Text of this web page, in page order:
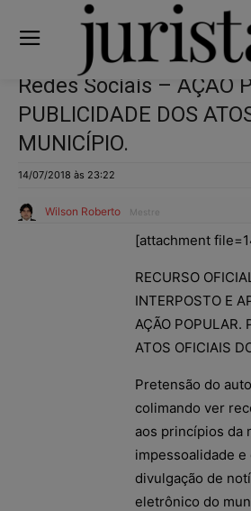
Redes Sociais – AÇÃO
PUBLICIDADE DOS
MUNICÍPIO.
14/07/2018 às 23:22
Wilson Roberto Mestre
[attachment
RECURSO
INTERPOSTO E
AÇÃO POPULAR.
ATOS OFICIAIS
Pretensão do
colimando ver
aos princípios da
impessoalidade
divulgação de
eletrônico do